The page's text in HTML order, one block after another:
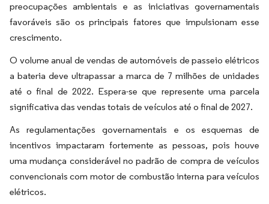
preocupações ambientais e as iniciativas governamentais
favoráveis são os principais fatores que impulsionam esse
crescimento.
O volume anual de vendas de automóveis de passeio elétricos
a bateria deve ultrapassar a marca de 7 milhões de unidades
até o final de 2022. Espera-se que represente uma parcela
significativa das vendas totais de veículos até o final de 2027.
As regulamentações governamentais e os esquemas de
incentivos impactaram fortemente as pessoas, pois houve
uma mudança considerável no padrão de compra de veículos
convencionais com motor de combustão interna para veículos
elétricos.